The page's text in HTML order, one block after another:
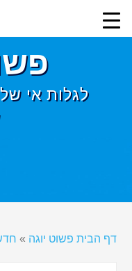
לגלות אי
דף הבית פשוט יוגה »